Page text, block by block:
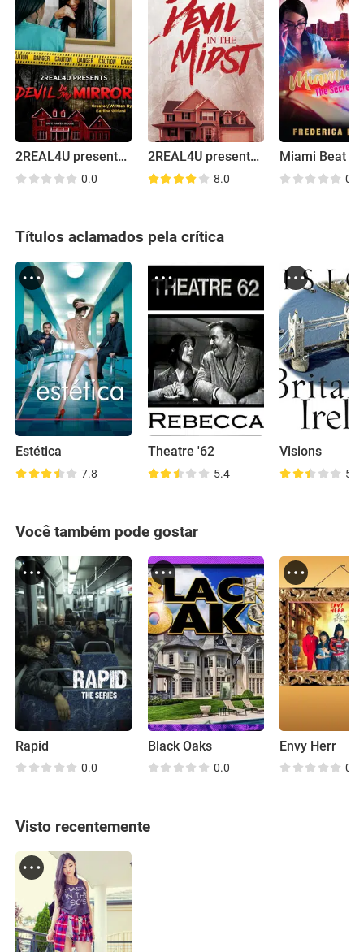
2REAL4U presents Devil in My Mirror
0.0
2REAL4U presents Devil in the Midst Pilot
8.0
Miami Beat
0.0
Títulos aclamados pela crítica
Estética
7.8
Theatre '62
5.4
Visions
5.5
Você também pode gostar
Rapid
0.0
Black Oaks
0.0
Envy Herr
0.0
Visto recentemente